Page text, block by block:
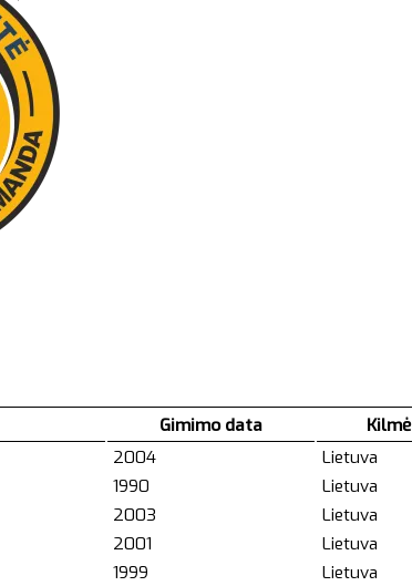
Gimimo data
2004 Lietuva
1990 Lietuva
2003 Lietuva
2001 Lietuva
1999 Lietuva